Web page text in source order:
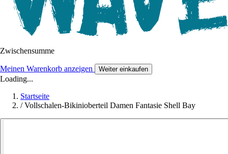
Zwischensumme
Meinen Warenkorb anzeigen Weiter einkaufen
Loading...
Startseite
/ Vollschalen-Bikinioberteil Damen Fantasie Shell Bay